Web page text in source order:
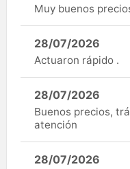
Muy buenos
28/07/2026
Actuaron rápido .
28/07/2026
Buenos precios,
atención
28/07/2026